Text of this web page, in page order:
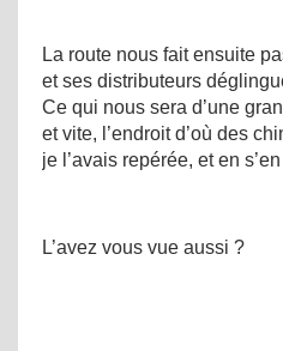
La route nous fait ensuite
et ses distributeurs
Ce qui nous sera d’une
et vite, l’endroit d’où des
je l’avais repérée, et en
L’avez vous vue aussi ?